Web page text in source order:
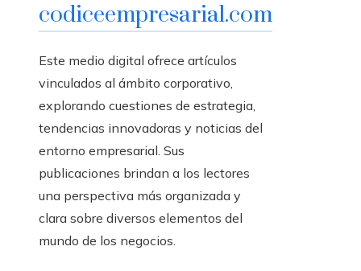
codiceempresarial.com
Este medio digital ofrece artículos
vinculados al ámbito corporativo,
explorando cuestiones de estrategia,
tendencias innovadoras y noticias del
entorno empresarial. Sus
publicaciones brindan a los lectores
una perspectiva más organizada y
clara sobre diversos elementos del
mundo de los negocios.